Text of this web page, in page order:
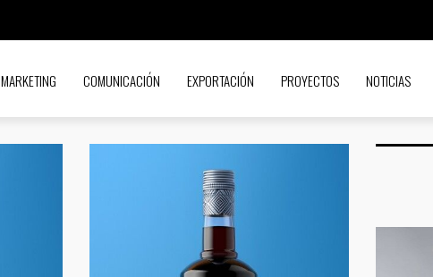
MARKETING COMUNICACIÓN EXPORTACIÓN PROYECTOS NOTICIAS